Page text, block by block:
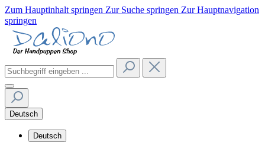
Zum Hauptinhalt springen Zur Suche springen Zur Hauptnavigation
springen
Deutsch
Deutsch